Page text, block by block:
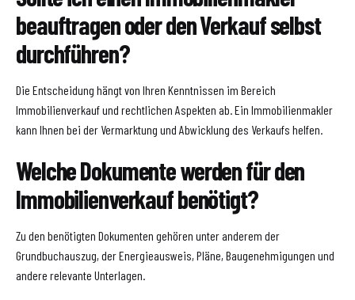
beauftragen oder den Verkauf selbst
durchführen?
Die Entscheidung hängt von Ihren Kenntnissen im Bereich
Immobilienverkauf und rechtlichen Aspekten ab. Ein Immobilienmakler
kann Ihnen bei der Vermarktung und Abwicklung des Verkaufs helfen.
Welche Dokumente werden für den
Immobilienverkauf benötigt?
Zu den benötigten Dokumenten gehören unter anderem der
Grundbuchauszug, der Energieausweis, Pläne, Baugenehmigungen und
andere relevante Unterlagen.